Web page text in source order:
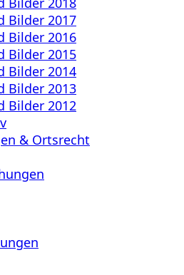
Bilder 2017
Bilder 2016
Bilder 2015
Bilder 2014
Bilder 2013
Bilder 2012
& Ortsrecht